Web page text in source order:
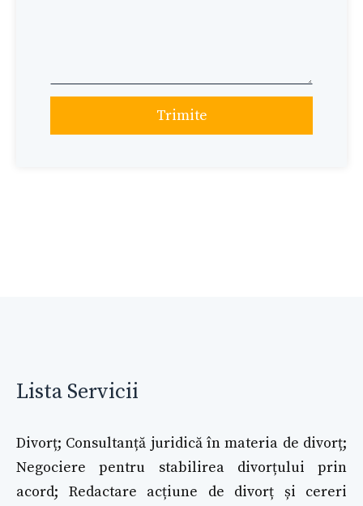
Trimite
Lista Servicii
Divorț; Consultanță juridică în materia de divorț;
Negociere pentru stabilirea divorțului prin
acord; Redactare acțiune de divorț și cereri